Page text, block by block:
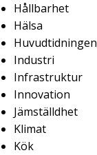
Hållbarhet
Hälsa
Huvudtidningen
Industri
Infrastruktur
Innovation
Jämställdhet
Klimat
Kök